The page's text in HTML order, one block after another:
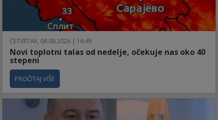
ČETVRTAK, 06.08.2026 | 16:45
Novi toplotni talas od nedelje, očekuje nas oko 40
stepeni
PROČITAJ VIŠE